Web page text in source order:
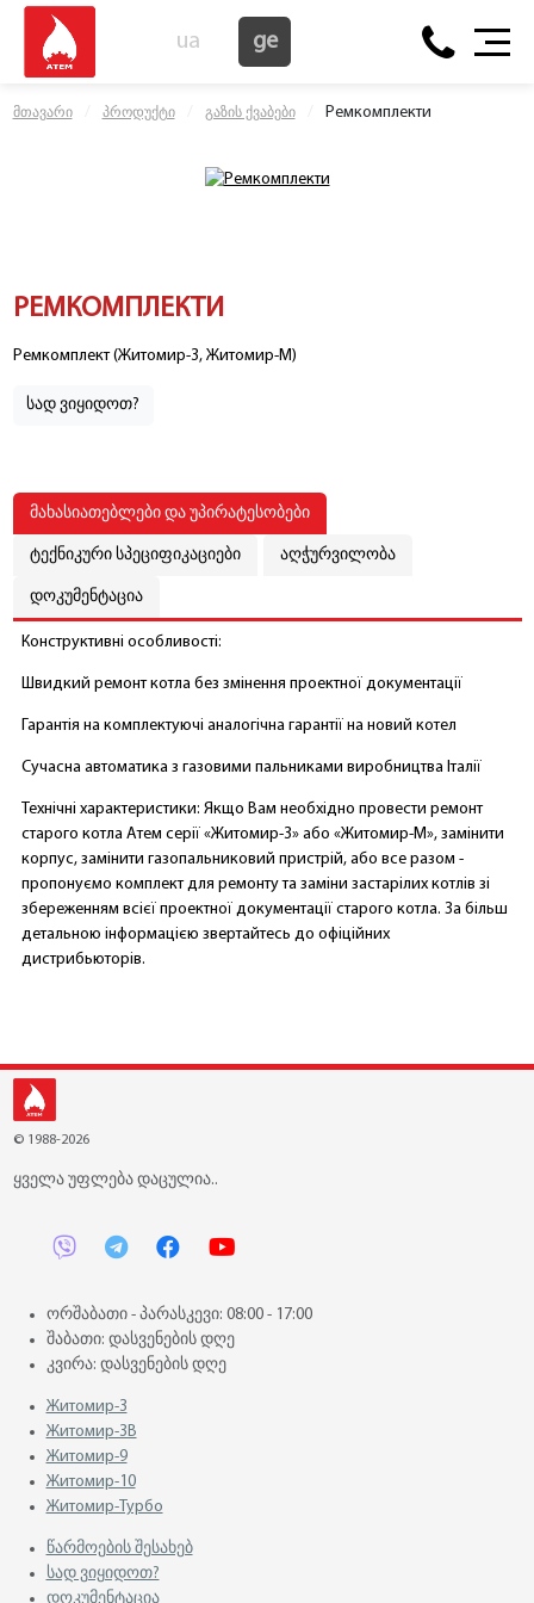
ua ge
მთავარი პროდუქტი გაზის ქვაბები Ремкомплекти
РЕМКОМПЛЕКТИ
Ремкомплект (Житомир-3, Житомир-М)
სად ვიყიდოთ?
მახასიათებლები და უპირატესობები
ტექნიკური სპეციფიკაციები აღჭურვილობა
დოკუმენტაცია
Конструктивні особливості:
Швидкий ремонт котла без змінення проектної документації
Гарантія на комплектуючі аналогічна гарантії на новий котел
Сучасна автоматика з газовими пальниками виробництва Італії
Технічні характеристики: Якщо Вам необхідно провести ремонт
старого котла Атем серії «Житомир-3» або «Житомир-М», замінити
корпус, замінити газопальниковий пристрій, або все разом -
пропонуємо комплект для ремонту та заміни застарілих котлів зі
збереженням всієї проектної документації старого котла. За більш
детальною інформацією звертайтесь до офіційних
дистрибьюторів.
© 1988-2026
ყველა უფლება დაცულია..
ორშაბათი - პარასკევი: 08:00 - 17:00
შაბათი: დასვენების დღე
კვირა: დასვენების დღე
Житомир-3
Житомир-3В
Житомир-9
Житомир-10
Житомир-Турбо
წარმოების შესახებ
სად ვიყიდოთ?
დოკუმენტაცია